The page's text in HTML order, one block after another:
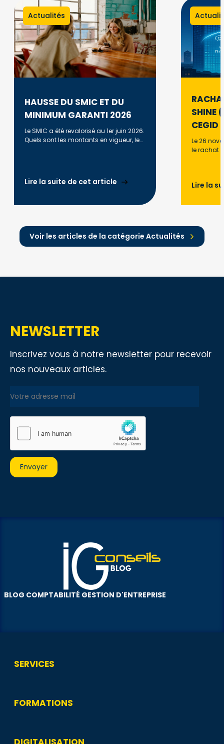
Actualités
HAUSSE DU SMIC ET DU
MINIMUM GARANTI 2026
Le SMIC a été revalorisé au 1er juin 2026.
Quels sont les montants en vigueur, leur
Lire la suite de cet article
SHINE
CEGID
Le 26
le rachat
devenir le
Lire la
Voir les articles de la catégorie Actualités
NEWSLETTER
Inscrivez vous à notre newsletter pour recevoir
nos nouveaux articles.
BLOG COMPTABILITÉ GESTION D'ENTREPRISE
SERVICES
FORMATIONS